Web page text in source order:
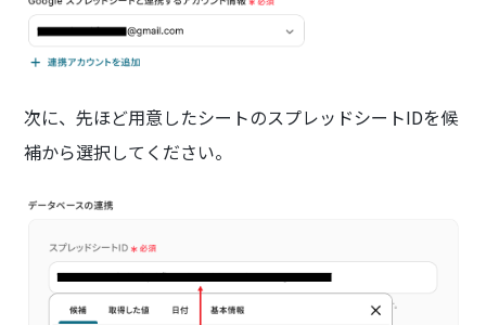
次に、先ほど用意したシートのスプレッドシートIDを候
補から選択してください。